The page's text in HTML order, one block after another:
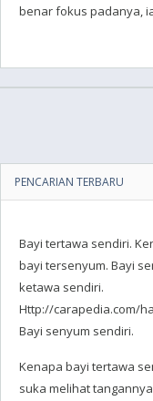
benar fokus padanya,
PENCARIAN TERBARU
Bayi tertawa sendiri.
bayi tersenyum. Bayi
ketawa sendiri.
Http://carapedia.com/
Bayi senyum sendiri.
Kenapa bayi tertawa
suka melihat